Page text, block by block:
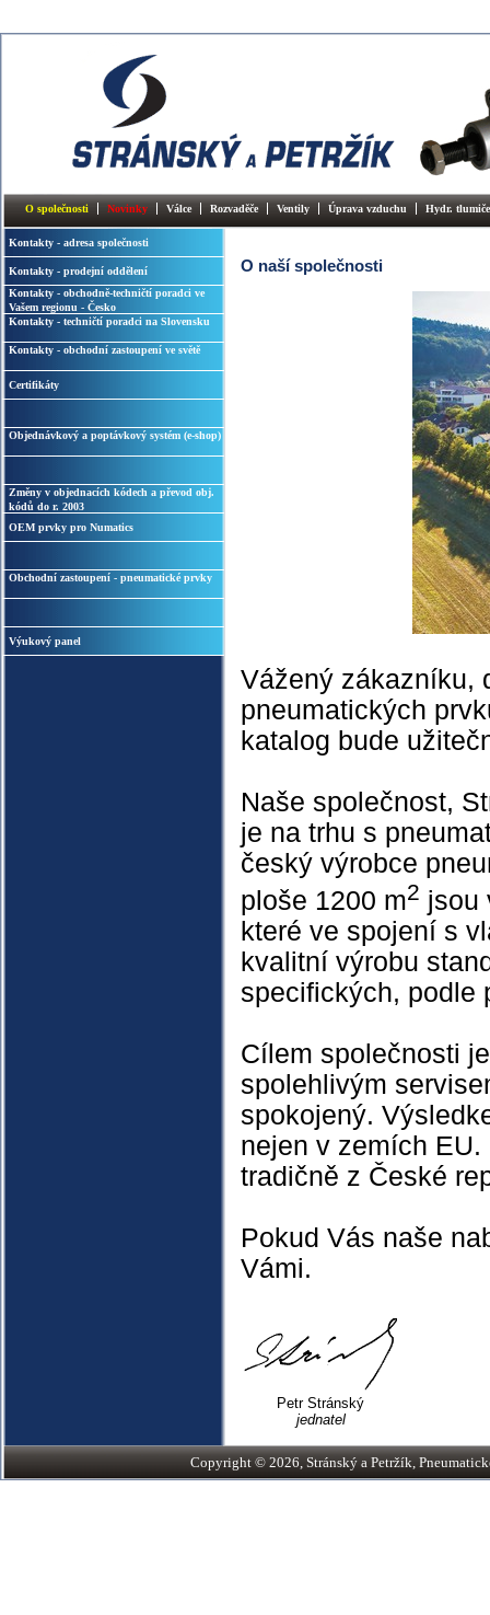
O společnosti Novinky Válce Rozvaděče Ventily Úprava vzduchu Hydr.
Kontakty - adresa společnosti
Kontakty - prodejní oddělení
Kontakty - obchodně-techničtí poradci ve
Vašem regionu - Česko
Kontakty - techničtí poradci na Slovensku
Kontakty - obchodní zastoupení ve světě
Certifikáty
Objednávkový a poptávkový systém (e-shop)
Změny v objednacích kódech a převod obj.
kódů do r. 2003
OEM prvky pro Numatics
Obchodní zastoupení - pneumatické prvky
Výukový panel
O naší společnosti
Vážený zákazníku,
pneumatických
katalog bude
Naše společnost,
je na trhu s
český výrobce
ploše 1200 m2 jsou
které ve spojení s
kvalitní výrobu
specifických, podle
Cílem společnosti
spolehlivým
spokojený.
nejen v zemích
tradičně z České
Pokud Vás naše
Vámi.
Petr Stránský
jednatel
Copyright © 2026, Stránský a Petržík,